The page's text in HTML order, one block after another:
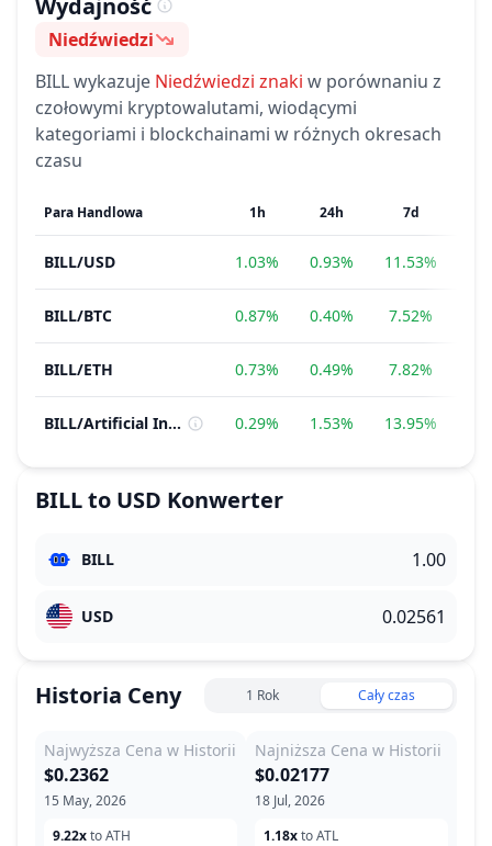
Wydajność
Nastroje
Niedźwiedzi
BILLwykazuje Niedźwiedzi znaki w porównaniu z
czołowymi kryptowalutami, wiodącymi
kategoriami i blockchainami w różnych okresach
czasu
Para Handlowa 1h 24h 7d
BILL/USD 1.03% 0.93% 11.53%
BILL/BTC 0.87% 0.40% 7.52%
BILL/ETH 0.73% 0.49% 7.82%
BILL/ Artificial Intelligence (AI) 0.29% 1.53% 13.95%
BILLto USD Konwerter
BILL
USD
Historia Ceny 1 Rok Cały czas
Najwyższa Cena w Historii
15 May, 2026
$0.2362
9.22xto ATH
Najniższa Cena w Historii
18 Jul, 2026
$0.02177
1.18xto ATL